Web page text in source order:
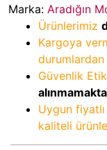
Marka: Aradığın
Ürünlerimiz
Kargoya
durumlardan
Güvenlik
Uygun
kaliteli